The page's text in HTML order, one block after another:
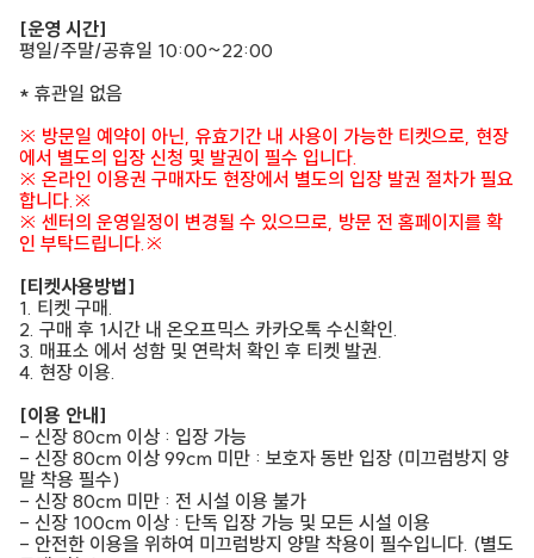
[운영 시간]
평일/주말/공휴일 10:00~22:00
* 휴관일 없음
※ 방문일 예약이 아닌, 유효기간 내 사용이 가능한 티켓으로, 현장
에서 별도의 입장 신청 및 발권이 필수 입니다.
※ 온라인 이용권 구매자도 현장에서 별도의 입장 발권 절차가 필요
합니다.※
※ 센터의 운영일정이 변경될 수 있으므로, 방문 전 홈페이지를 확
인 부탁드립니다.※
[티켓사용방법]
1. 티켓 구매.
2. 구매 후 1시간 내 온오프믹스 카카오톡 수신확인.
3. 매표소 에서 성함 및 연락처 확인 후 티켓 발권.
4. 현장 이용.
[이용 안내]
- 신장 80cm 이상 : 입장 가능
- 신장 80cm 이상 99cm 미만 : 보호자 동반 입장 (미끄럼방지 양
말 착용 필수)
- 신장 80cm 미만 : 전 시설 이용 불가
- 신장 100cm 이상 : 단독 입장 가능 및 모든 시설 이용
- 안전한 이용을 위하여 미끄럼방지 양말 착용이 필수입니다. (별도